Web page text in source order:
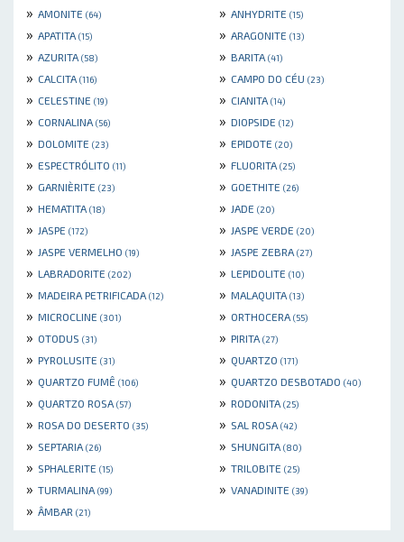
» AMONITE (64) » ANHYDRITE (15)
» APATITA (15) » ARAGONITE (13)
» AZURITA (58) » BARITA (41)
» CALCITA (116) » CAMPO DO CÉU (23)
» CELESTINE (19) » CIANITA (14)
» CORNALINA (56) » DIOPSIDE (12)
» DOLOMITE (23) » EPIDOTE (20)
» ESPECTRÓLITO (11) » FLUORITA (25)
» GARNIÈRITE (23) » GOETHITE (26)
» HEMATITA (18) » JADE (20)
» JASPE (172) » JASPE VERDE (20)
» JASPE VERMELHO (19) » JASPE ZEBRA (27)
» LABRADORITE (202) » LEPIDOLITE (10)
» MADEIRA PETRIFICADA (12) » MALAQUITA (13)
» MICROCLINE (301) » ORTHOCERA (55)
» OTODUS (31) » PIRITA (27)
» PYROLUSITE (31) » QUARTZO (171)
» QUARTZO FUMÊ (106) » QUARTZO DESBOTADO (40)
» QUARTZO ROSA (57) » RODONITA (25)
» ROSA DO DESERTO (35) » SAL ROSA (42)
» SEPTARIA (26) » SHUNGITA (80)
» SPHALERITE (15) » TRILOBITE (25)
» TURMALINA (99) » VANADINITE (39)
» ÂMBAR (21)